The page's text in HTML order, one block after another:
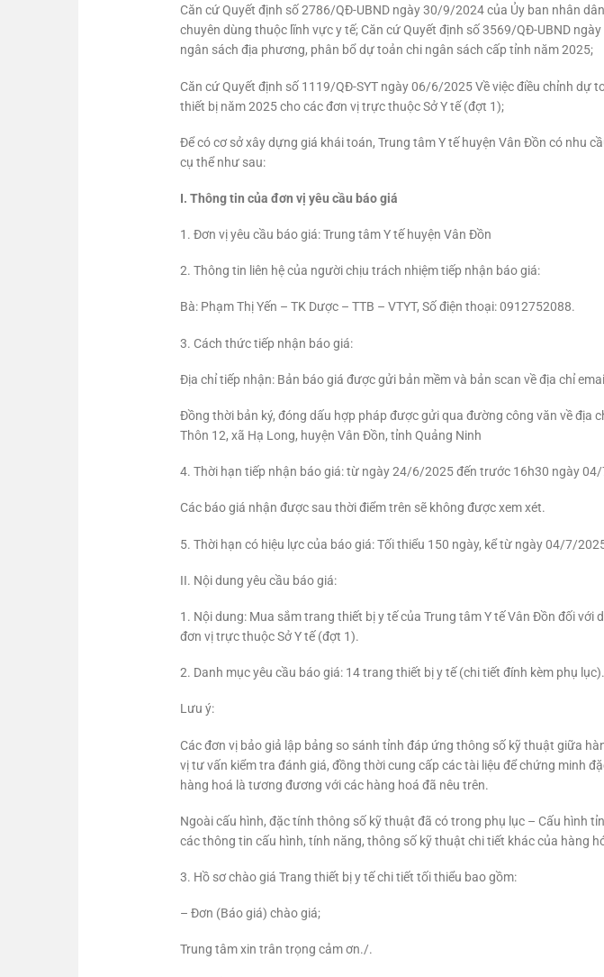
Căn cứ Quyết định số 2786/QĐ-UBND ngày 30/9/2024 của Ủy ban nhân
chuyên dùng thuộc lĩnh vực y tế; Căn cứ Quyết định số 3569/QĐ-UBND
ngân sách địa phương, phân bổ dự toản chi ngân sách cấp tỉnh năm 2025;
Căn cứ Quyết định số 1119/QĐ-SYT ngày 06/6/2025 Về việc điều chỉnh
thiết bị năm 2025 cho các đơn vị trực thuộc Sở Y tế (đợt 1);
Để có cơ sở xây dựng giá khái toán, Trung tâm Y tế huyện Vân Đồn có nhu
cụ thể như sau:
I. Thông tin của đơn vị yêu cầu báo giá
1. Đơn vị yêu cầu báo giá: Trung tâm Y tế huyện Vân Đồn
2. Thông tin liên hệ của người chịu trách nhiệm tiếp nhận báo giá:
Bà: Phạm Thị Yến – TK Dược – TTB – VTYT, Số điện thoại: 0912752088.
3. Cách thức tiếp nhận báo giá:
Địa chỉ tiếp nhận: Bản báo giá được gửi bản mềm và bản scan về địa chỉ
Đồng thời bản ký, đóng dấu hợp pháp được gửi qua đường công văn về địa
Thôn 12, xã Hạ Long, huyện Vân Đồn, tỉnh Quảng Ninh
4. Thời hạn tiếp nhận báo giá: từ ngày 24/6/2025 đến trước 16h30 ngày
Các báo giá nhận được sau thời điểm trên sẽ không được xem xét.
5. Thời hạn có hiệu lực của báo giá: Tối thiểu 150 ngày, kể từ ngày 04/7/
II. Nội dung yêu cầu báo giá:
1. Nội dung: Mua sắm trang thiết bị y tế của Trung tâm Y tế Vân Đồn đối
đơn vị trực thuộc Sở Y tế (đợt 1).
2. Danh mục yêu cầu báo giá: 14 trang thiết bị y tế (chi tiết đính kèm phụ lục).
Lưu ý:
Các đơn vị bảo giả lập bảng so sánh tỉnh đáp ứng thông số kỹ thuật giữa
vị tư vấn kiểm tra đánh giá, đồng thời cung cấp các tài liệu để chứng minh
hàng hoá là tương đương với các hàng hoá đã nêu trên.
Ngoài cấu hình, đặc tính thông số kỹ thuật đã có trong phụ lục – Cấu hình
các thông tin cấu hình, tính năng, thông số kỹ thuật chi tiết khác của hàng
3. Hồ sơ chào giá Trang thiết bị y tế chi tiết tối thiểu bao gồm:
– Đơn (Báo giá) chào giá;
Trung tâm xin trân trọng cảm ơn./.